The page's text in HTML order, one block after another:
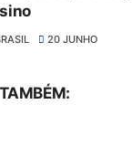
20 JUNHO